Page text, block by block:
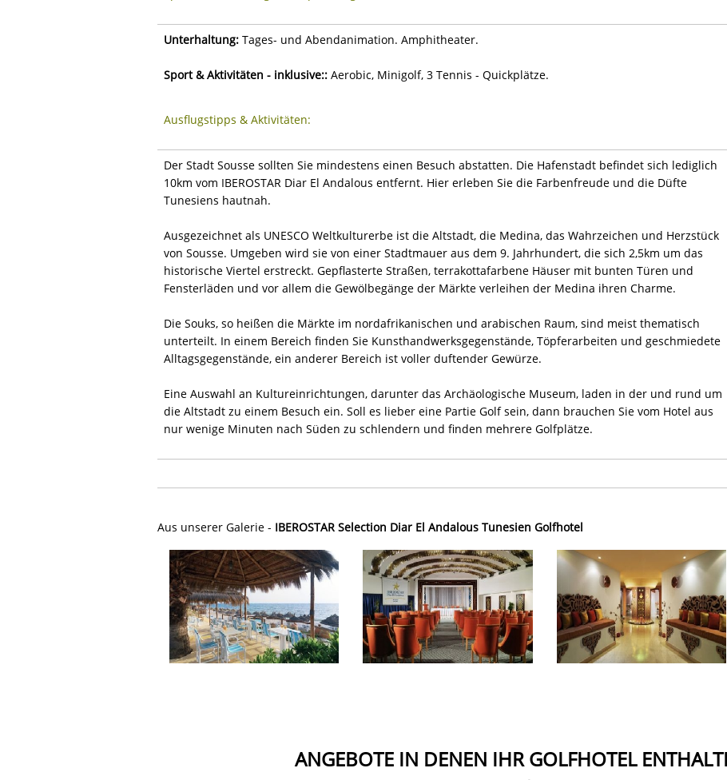
Unterhaltung: Tages- und Abendanimation. Amphitheater.
Sport & Aktivitäten - inklusive:: Aerobic, Minigolf, 3 Tennis - Quickplätze.
Ausflugstipps & Aktivitäten:
Der Stadt Sousse sollten Sie mindestens einen Besuch abstatten. Die Hafenstadt befindet sich lediglich
10km vom IBEROSTAR Diar El Andalous entfernt. Hier erleben Sie die Farbenfreude und die Düfte
Tunesiens hautnah.
Ausgezeichnet als UNESCO Weltkulturerbe ist die Altstadt, die Medina, das Wahrzeichen und Herzstück
von Sousse. Umgeben wird sie von einer Stadtmauer aus dem 9. Jahrhundert, die sich 2,5km um das
historische Viertel erstreckt. Gepflasterte Straßen, terrakottafarbene Häuser mit bunten Türen und
Fensterläden und vor allem die Gewölbegänge der Märkte verleihen der Medina ihren Charme.
Die Souks, so heißen die Märkte im nordafrikanischen und arabischen Raum, sind meist thematisch
unterteilt. In einem Bereich finden Sie Kunsthandwerksgegenstände, Töpferarbeiten und geschmiedete
Alltagsgegenstände, ein anderer Bereich ist voller duftender Gewürze.
Eine Auswahl an Kultureinrichtungen, darunter das Archäologische Museum, laden in der und rund um
die Altstadt zu einem Besuch ein. Soll es lieber eine Partie Golf sein, dann brauchen Sie vom Hotel aus
nur wenige Minuten nach Süden zu schlendern und finden mehrere Golfplätze.
Aus unserer Galerie - IBEROSTAR Selection Diar El Andalous Tunesien Golfhotel
ANGEBOTE IN DENEN IHR GOLFHOTEL